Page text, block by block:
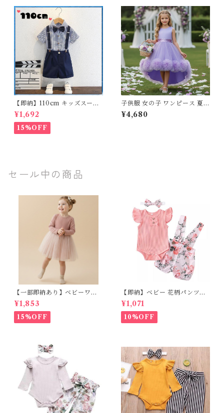
ュ 80 90 100 110 120 130 14
0 150cm
【即納】110cm キッズスーツ
半袖 ストライプ柄 ネイビー フ
ォーマル 入園卒園式
¥1,692
15%OFF
子供服 女の子 ワンピース 夏服
プリンセス ドレス チュール レ
ース フリル フィッシュテール
¥4,680
セール中の商品
【一部即納あり】ベビーワン
ピース 星柄ラメ チュール ベビ
ー服 写真撮影 子供服 フリル
チュール 女の子 秋冬 春服 セ
レモニードレス 新生児 お宮参
0 80 90 100 110cm
¥1,853
15%OFF
【即納】ベビー 花柄パンツ&
フリルロンパースset＋ヘッド
バンド 3点セット☆女の子 フ
ェミニン 90㎝
¥1,071
10%OFF